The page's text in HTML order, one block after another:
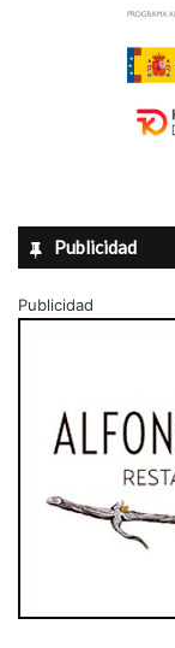
Publicidad
Publicidad